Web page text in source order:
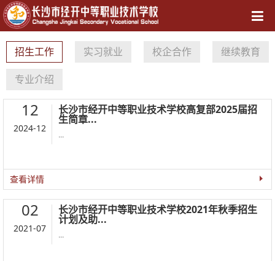
导航
招生工作 实习就业 校企合作 继续教育
专业介绍
12
2024-12
长沙市经开中等职业技术学校高复部2025届招
生简章...
...
查看详情
02
2021-07
长沙市经开中等职业技术学校2021年秋季招生
计划及助...
...